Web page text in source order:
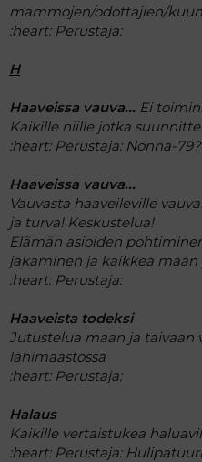
mammojen/odottajien/
:heart: Perustaja:
H
Haaveissa vauva... Ei
Kaikille niille jotka
:heart: Perustaja: Nonna-79?
Haaveissa vauva...
Vauvasta haaveileville
ja turva! Keskustelua!
Elämän asioiden
jakaminen ja kaikkea maan
:heart: Perustaja:
Haaveista todeksi
Jutustelua maan ja taivaan
lähimaastossa
:heart: Perustaja:
Halaus
Kaikille vertaistukea
:heart: Perustaja: Hulipatuuri